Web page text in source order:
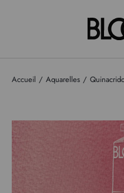
Accueil Aquarelles